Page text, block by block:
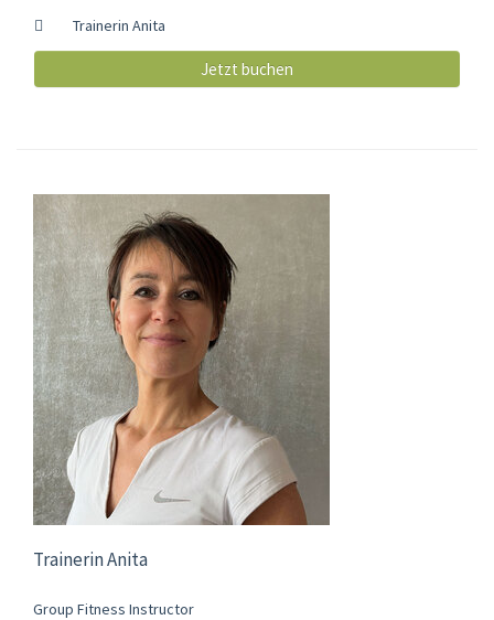
Trainerin Anita
Jetzt buchen
Trainerin Anita
Group Fitness Instructor